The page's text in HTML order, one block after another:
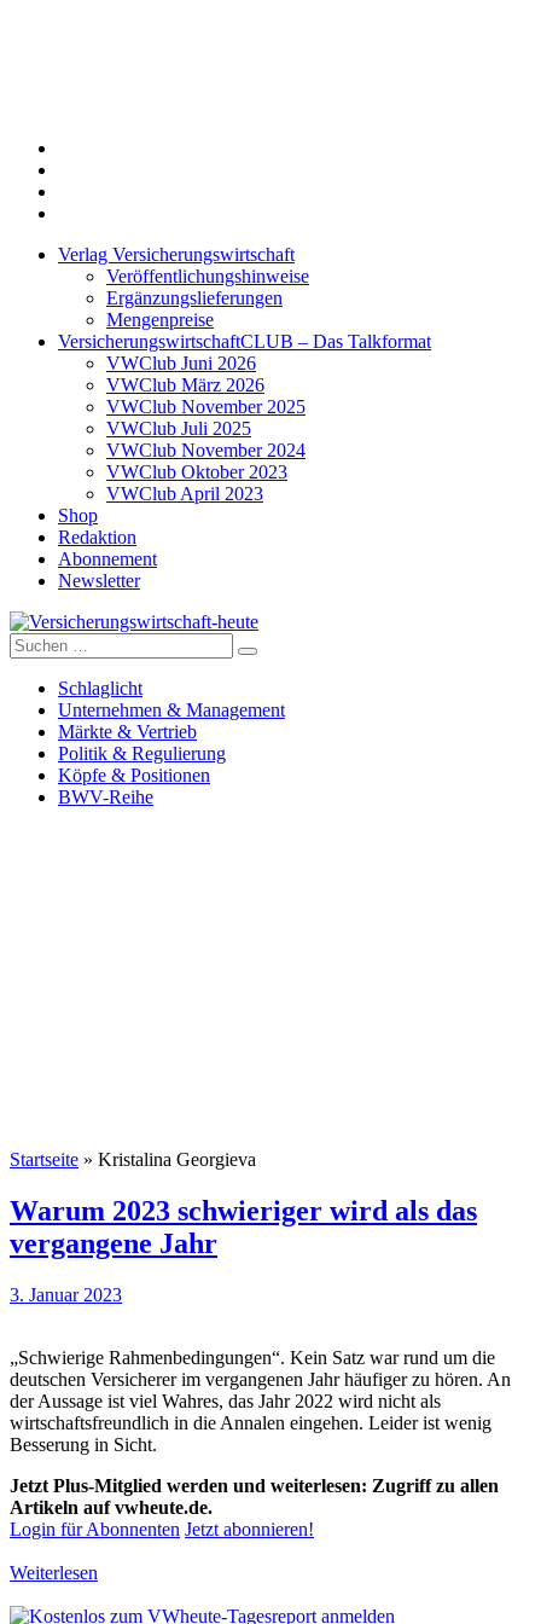
Verlag Versicherungswirtschaft
Veröffentlichungshinweise
Ergänzungslieferungen
Mengenpreise
VersicherungswirtschaftCLUB – Das Talkformat
VWClub Juni 2026
VWClub März 2026
VWClub November 2025
VWClub Juli 2025
VWClub November 2024
VWClub Oktober 2023
VWClub April 2023
Shop
Redaktion
Abonnement
Newsletter
Versicherungswirtschaft-heute
Suche
nach:
Schlaglicht
Unternehmen & Management
Märkte & Vertrieb
Politik & Regulierung
Köpfe & Positionen
BWV-Reihe
Startseite » Kristalina Georgieva
Warum 2023 schwieriger wird als das
vergangene Jahr
3. Januar 2023
„Schwierige Rahmenbedingungen“. Kein Satz war rund um die
deutschen Versicherer im vergangenen Jahr häufiger zu hören. An
der Aussage ist viel Wahres, das Jahr 2022 wird nicht als
wirtschaftsfreundlich in die Annalen eingehen. Leider ist wenig
Besserung in Sicht.
Jetzt Plus-Mitglied werden und weiterlesen: Zugriff zu allen
Artikeln auf vwheute.de.
Login für Abonnenten Jetzt abonnieren!
Weiterlesen